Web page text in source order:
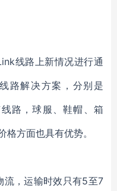
线路上新情况进行通
路解决方案，分别是
路，球服、鞋帽、箱
方面也具有优势。
流，运输时效只有5至7